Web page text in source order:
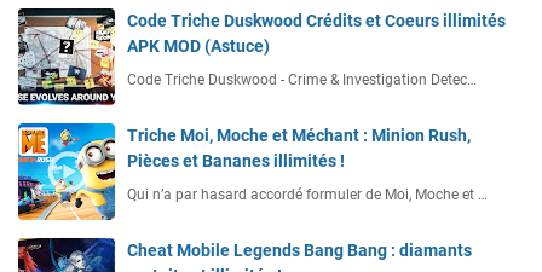
Code Triche Duskwood Crédits et Coeurs illimités
APK MOD (Astuce)
Code Triche Duskwood - Crime & Investigation Detec…
Triche Moi, Moche et Méchant : Minion Rush,
Pièces et Bananes illimités !
Qui n’a par hasard accordé formuler de Moi, Moche et …
Cheat Mobile Legends Bang Bang : diamants